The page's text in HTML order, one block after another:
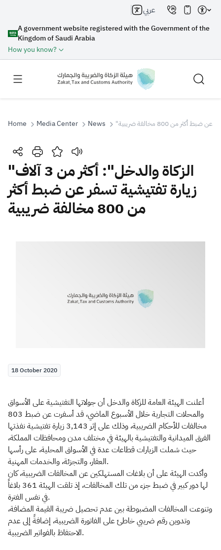
A government website registered with the Government of the
Kingdom of Saudi Arabia
How you know?
عربي
Search
Search Search AI
Suggestions
Customs VAT
Tax Declaration
Home Media Center News
"الزكاة والدخل": أكثر من 3 آلاف
زيارة تفتيشية تسفر عن ضبط أكثر
من 800 مخالفة ضريبية
18 October 2020
أعلنت الهيئة العامة للزكاة والدخل أن جولاتها التفتيشية على الأسواق
والمحلات التجارية خلال الأسبوع الماضي، قد أسفرت عن ضبط 803
مخالفات للأحكام الضريبية، وذلك على إثر 3,143 زيارة تفتيشية نفذتها
الفرق الميدانية والتفتيشية بالهيئة في مختلف مدن ومحافظات المملكة،
حيث شملت الزيارات قطاعات عدة في الأسواق المحلية، على رأسها
العقار، والتجزئة، والخدمات المهنية.
وأكدت الهيئة على أن بلاغات المستهلكين عن المخالفات الضريبية، كان
لها دور كبير في ضبط جزء من تلك المخالفات، إذ تلقت الهيئة 361 بلاغاً
في نفس الفترة.
وتنوعت المخالفات المضبوطة بين عدم تحصيل ضريبة القيمة المضافة،
وتدوين رقم ضريبي خاطئ على الفاتورة الضريبية، إضافةً إلى عدم
الاحتفاظ بالفواتير الضريبية.